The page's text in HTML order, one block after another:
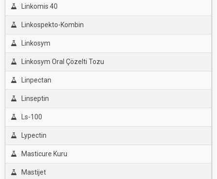
Linkomis 40
Linkospekto-Kombin
Linkosym
Linkosym Oral Çözelti Tozu
Linpectan
Linseptin
Ls-100
Lypectin
Masticure Kuru
Mastijet